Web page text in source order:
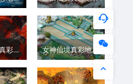
烬灭熔岩殿真彩地砖传奇超清地图素材+工具202511213 女神仙境真彩地砖超清传奇地图素材+工具202511213